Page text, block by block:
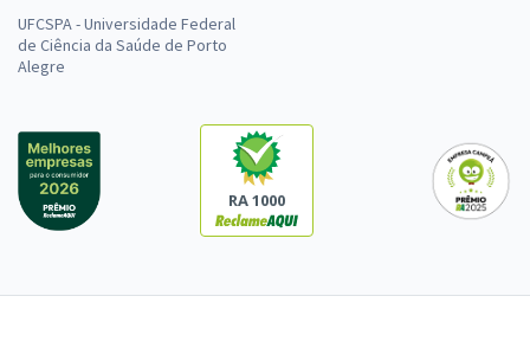
UFCSPA - Universidade Federal
de Ciência da Saúde de Porto
Alegre
RA 1000